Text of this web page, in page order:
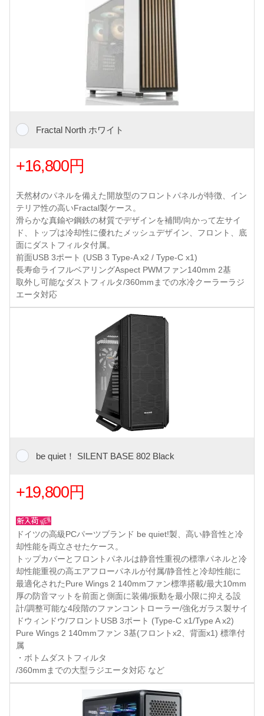
Fractal North ホワイト
+16,800円
天然材のパネルを備えた開放型のフロントパネルが特徴、イン
テリア性の高いFractal製ケース。
滑らかな真鍮や鋼鉄の材質でデザインを補間/向かって左サイ
ド、トップは冷却性に優れたメッシュデザイン、フロント、底
面にダストフィルタ付属。
前面USB 3ポート (USB 3 Type-A x2 / Type-C x1)
長寿命ライフルベアリングAspect PWMファン140mm 2基
取外し可能なダストフィルタ/360mmまでの水冷クーラーラジ
エータ対応
be quiet！ SILENT BASE 802 Black
+19,800円
ドイツの高級PCパーツブランド be quiet!製、高い静音性と冷
却性能を両立させたケース。
トップカバーとフロントパネルは静音性重視の標準パネルと冷
却性能重視の高エアフローパネルが付属/静音性と冷却性能に
最適化されたPure Wings 2 140mmファン標準搭載/最大10mm
厚の防音マットを前面と側面に装備/振動を最小限に抑える設
計/調整可能な4段階のファンコントローラー/強化ガラス製サイ
ドウィンドウ/フロントUSB 3ポート (Type-C x1/Type A x2)
Pure Wings 2 140mmファン 3基(フロントx2、背面x1) 標準付
属
・ボトムダストフィルタ
/360mmまでの大型ラジエータ対応 など